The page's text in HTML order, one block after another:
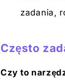
zadania,
Często
Czy to